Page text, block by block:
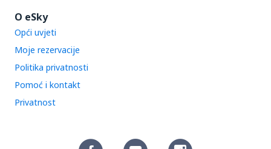
O eSky
Opći uvjeti
Moje rezervacije
Politika privatnosti
Pomoć i kontakt
Privatnost